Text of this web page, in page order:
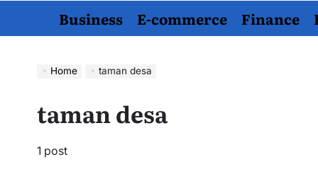
Business E-commerce Finance
Home taman desa
taman desa
1 post